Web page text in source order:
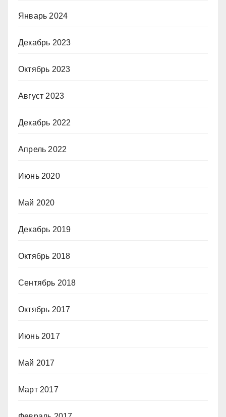
Январь 2024
Декабрь 2023
Октябрь 2023
Август 2023
Декабрь 2022
Апрель 2022
Июнь 2020
Май 2020
Декабрь 2019
Октябрь 2018
Сентябрь 2018
Октябрь 2017
Июнь 2017
Май 2017
Март 2017